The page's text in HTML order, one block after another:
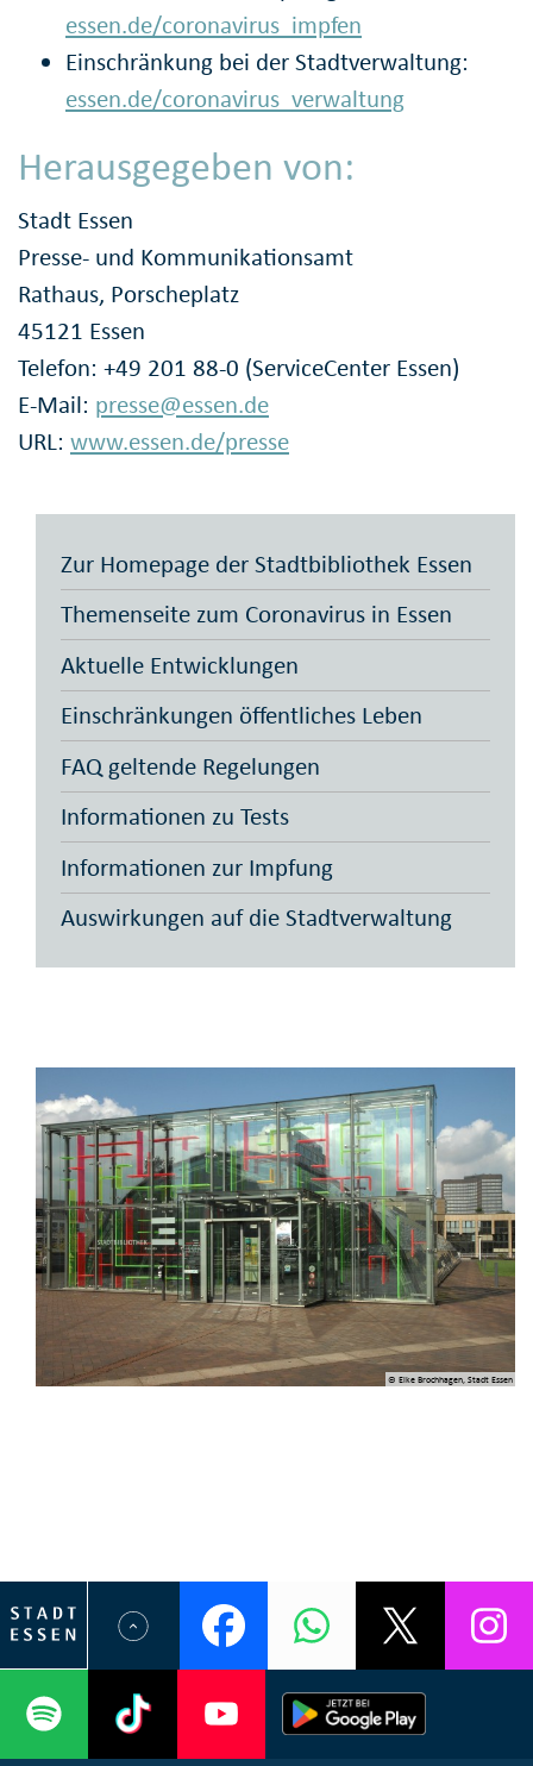
essen.de/coronavirus_impfen
Einschränkung bei der Stadtverwaltung:
essen.de/coronavirus_verwaltung
Herausgegeben von:
Stadt Essen
Presse- und Kommunikationsamt
Rathaus, Porscheplatz
45121 Essen
Telefon: +49 201 88-0 (ServiceCenter Essen)
E-Mail: presse@essen.de
URL: www.essen.de/presse
Zur Homepage der Stadtbibliothek Essen
Themenseite zum Coronavirus in Essen
Aktuelle Entwicklungen
Einschränkungen öffentliches Leben
FAQ geltende Regelungen
Informationen zu Tests
Informationen zur Impfung
Auswirkungen auf die Stadtverwaltung
© Elke Brochhagen, Stadt Essen